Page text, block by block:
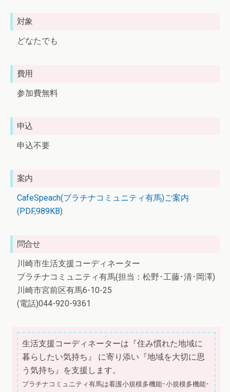
対象
どなたでも
費用
参加費無料
申込
申込不要
案内
CafeSpeach(プラチナコミュニティ有馬)ご案内
(PDF,989KB)
問合せ
川崎市生活支援コーディネーター
プラチナコミュニティ有馬(担当：松野･工藤･清･岡澤)
川崎市宮前区有馬6-10-25
(電話)044-920-9361
生活支援コーディネーターは『住み慣れた地域に
暮らしたい気持ち』 に寄り添い『地域を大切に思
う気持ち』を支援します。
プラチナコミュニティ有馬は看護小規模多機能･小規模多機能･